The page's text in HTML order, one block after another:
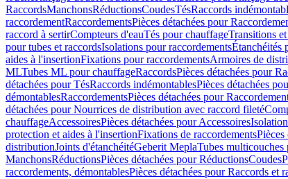
RaccordsManchonsRéductionsCoudesTésRaccords
raccordementRaccordementsPièces détachées pour
raccord à sertirCompteurs d'eauTés pour chauffageTransitions
pour tubes et raccordsIsolations pour raccordementsÉtanchéités
aides à l'insertionFixations pour raccordementsArmoires de
MLTubes ML pour chauffageRaccordsPièces détachées pour
détachées pour TésRaccords indémontablesPièces détachées
démontablesRaccordementsPièces détachées pour
détachées pour Nourrices de distribution avec raccord fileté
chauffageAccessoiresPièces détachées pour Accessoires
protection et aides à l'insertionFixations de raccordementsPièces
distributionJoints d'étanchéitéGeberit MeplaTubes multicouches
ManchonsRéductionsPièces détachées pour RéductionsCoudes
raccordements, démontablesPièces détachées pour Raccords et